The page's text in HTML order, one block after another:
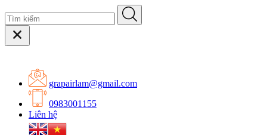
grapairlam@gmail.com
0983001155
Liên hệ